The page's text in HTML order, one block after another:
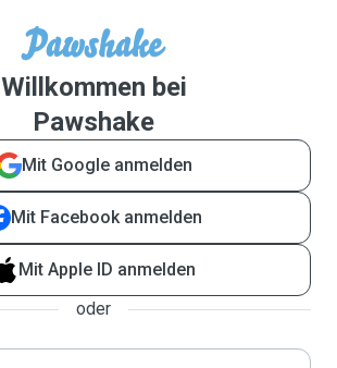
Willkommen bei
Pawshake
Mit Google anmelden
Mit Facebook anmelden
Mit Apple ID anmelden
oder